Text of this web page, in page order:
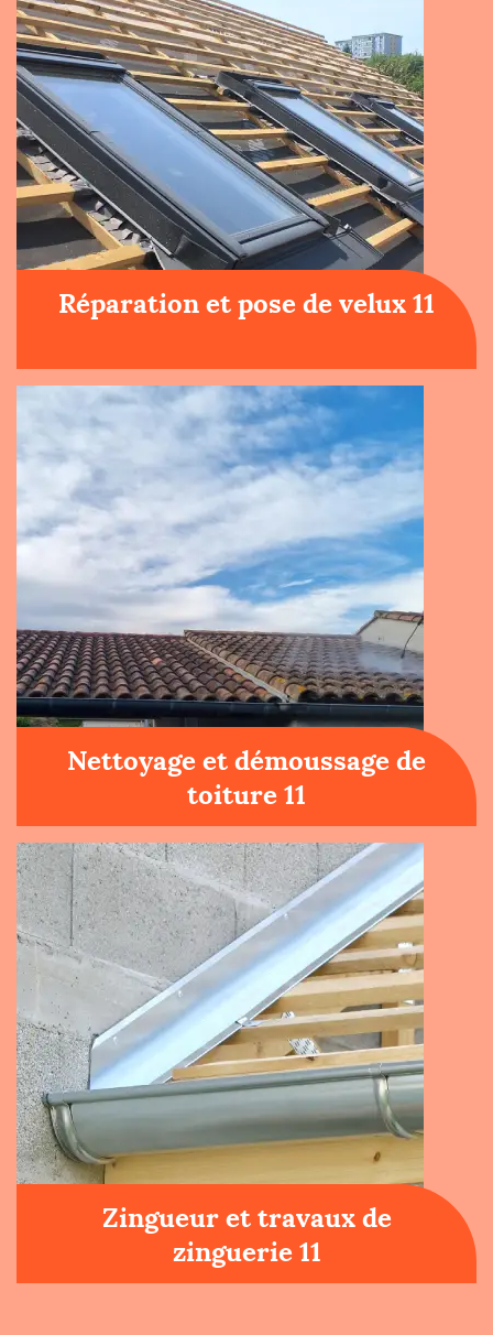
Réparation et pose de velux 11
Nettoyage et démoussage de
toiture 11
Zingueur et travaux de
zinguerie 11